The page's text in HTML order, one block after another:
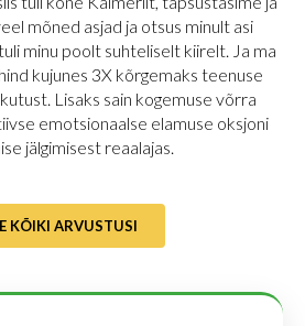
mõned asjad ja otsus minult asi
minu poolt suhteliselt kiirelt. Ja ma
kujunes 3X kõrgemaks teenuse
Lisaks sain kogemuse võrra
emotsionaalse elamuse oksjoni
jälgimisest reaalajas.
KÕIKI ARVUSTUSI